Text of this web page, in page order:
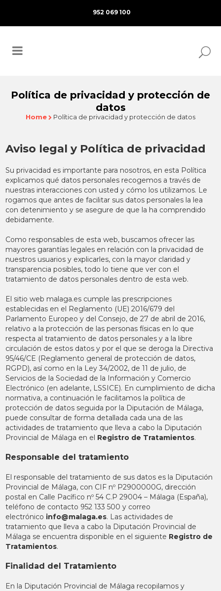
952 069 100
Política de privacidad y protección de
datos
Home Política de privacidad y protección de datos
Aviso legal y Política de privacidad
Su privacidad es importante para nosotros, en esta Política
explicamos qué datos personales recogemos a través de
nuestras interacciones con usted y cómo los utilizamos. Le
rogamos que antes de facilitar sus datos personales la lea
con detenimiento y se asegure de que la ha comprendido
debidamente.
Como responsables de esta web, buscamos ofrecer las
mayores garantías legales en relación con la privacidad de
nuestros usuarios y explicarles, con la mayor claridad y
transparencia posibles, todo lo tiene que ver con el
tratamiento de datos personales dentro de esta web.
El sitio web malaga.es cumple las prescripciones
establecidas en el Reglamento (UE) 2016/679 del
Parlamento Europeo y del Consejo, de 27 de abril de 2016,
relativo a la protección de las personas físicas en lo que
respecta al tratamiento de datos personales y a la libre
circulación de estos datos y por el que se deroga la Directiva
95/46/CE (Reglamento general de protección de datos,
RGPD), así como en la Ley 34/2002, de 11 de julio, de
Servicios de la Sociedad de la Información y Comercio
Electrónico (en adelante, LSSICE). En cumplimiento de dicha
normativa, a continuación le facilitamos la política de
protección de datos seguida por la Diputación de Málaga,
puede consultar de forma detallada cada una de las
actividades de tratamiento que lleva a cabo la Diputación
Provincial de Málaga en el Registro de Tratamientos.
Responsable del tratamiento
El responsable del tratamiento de sus datos es la Diputación
Provincial de Málaga, con CIF nº P2900000G, dirección
postal en Calle Pacífico nº 54 C.P 29004 – Málaga (España),
teléfono de contacto 952 133 500 y correo
electrónico info@malaga.es. Las actividades de
tratamiento que lleva a cabo la Diputación Provincial de
Málaga se encuentra disponible en el siguiente Registro de
Tratamientos.
Finalidad del Tratamiento
En la Diputación Provincial de Málaga recopilamos y